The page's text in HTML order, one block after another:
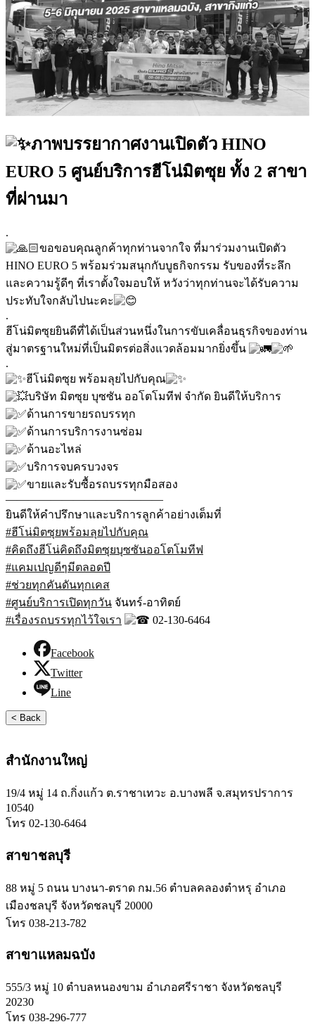
ภาพบรรยากาศงานเปิดตัว HINO
EURO 5 ศูนย์บริการฮีโน่มิตซุย ทั้ง 2 สาขา
ที่ผ่านมา
.
ขอขอบคุณลูกค้าทุกท่านจากใจ ที่มาร่วมงานเปิดตัว
HINO EURO 5 พร้อมร่วมสนุกกับบูธกิจกรรม รับของที่ระลึก
และความรู้ดีๆ ที่เราตั้งใจมอบให้ หวังว่าทุกท่านจะได้รับความ
ประทับใจกลับไปนะคะ
.
ฮีโน่มิตซุยยินดีที่ได้เป็นส่วนหนึ่งในการขับเคลื่อนธุรกิจของท่าน
สู่มาตรฐานใหม่ที่เป็นมิตรต่อสิ่งแวดล้อมมากยิ่งขึ้น
.
ฮีโน่มิตซุย พร้อมลุยไปกับคุณ
บริษัท มิตซุย บุซซัน ออโตโมทีฟ จำกัด ยินดีให้บริการ
ด้านการขายรถบรรทุก
ด้านการบริการงานซ่อม
ด้านอะไหล่
บริการจบครบวงจร
ขายและรับซื้อรถบรรทุกมือสอง
——————————————
ยินดีให้คำปรึกษาและบริการลูกค้าอย่างเต็มที่
#ฮีโน่มิตซุยพร้อมลุยไปกับคุณ
#คิดถึงฮีโน่คิดถึงมิตซุยบุซซันออโตโมทีฟ
#แคมเปญดีๆมีตลอดปี
#ช่วยทุกคันดันทุกเคส
#ศูนย์บริการเปิดทุกวัน จันทร์-อาทิตย์
#เรื่องรถบรรทุกไว้ใจเรา
02-130-6464
Facebook
Twitter
Line
< Back
สำนักงานใหญ่
19/4 หมู่ 14 ถ.กิ่งแก้ว ต.ราชาเทวะ อ.บางพลี จ.สมุทรปราการ
10540
โทร 02-130-6464
สาขาชลบุรี
88 หมู่ 5 ถนน บางนา-ตราด กม.56 ตำบลคลองตำหรุ อำเภอ
เมืองชลบุรี จังหวัดชลบุรี 20000
โทร 038-213-782
สาขาแหลมฉบัง
555/3 หมู่ 10 ตำบลหนองขาม อำเภอศรีราชา จังหวัดชลบุรี
20230
โทร 038-296-777